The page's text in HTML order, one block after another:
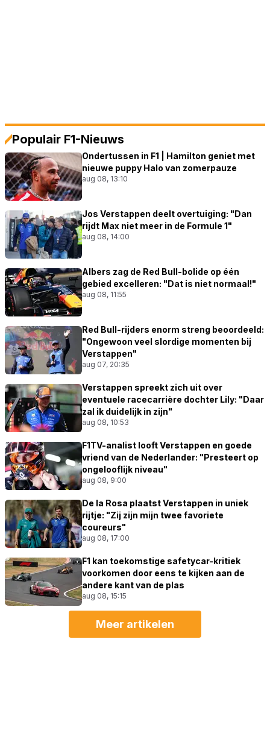
Populair F1-Nieuws
Ondertussen in F1 | Hamilton geniet met
nieuwe puppy Halo van zomerpauze
aug 08, 13:10
Jos Verstappen deelt overtuiging: "Dan
rijdt Max niet meer in de Formule 1"
aug 08, 14:00
Albers zag de Red Bull-bolide op één
gebied excelleren: "Dat is niet normaal!"
aug 08, 11:55
Red Bull-rijders enorm streng beoordeeld:
"Ongewoon veel slordige momenten bij
Verstappen"
aug 07, 20:35
Verstappen spreekt zich uit over
eventuele racecarrière dochter Lily: "Daar
zal ik duidelijk in zijn"
aug 08, 10:53
F1TV-analist looft Verstappen en goede
vriend van de Nederlander: "Presteert op
ongelooflijk niveau"
aug 08, 9:00
De la Rosa plaatst Verstappen in uniek
rijtje: "Zij zijn mijn twee favoriete
coureurs"
aug 08, 17:00
F1 kan toekomstige safetycar-kritiek
voorkomen door eens te kijken aan de
andere kant van de plas
aug 08, 15:15
Meer artikelen